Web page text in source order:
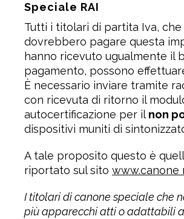
Speciale RAI
Tutti i titolari di partita Iva, che
dovrebbero pagare questa
hanno ricevuto ugualmente il
pagamento, possono
È necessario inviare tramite
con ricevuta di ritorno il
autocertificazione per il non
dispositivi muniti di
A tale proposito questo è
riportato sul sito www.canone
I titolari di canone speciale che
più apparecchi atti o adattabili